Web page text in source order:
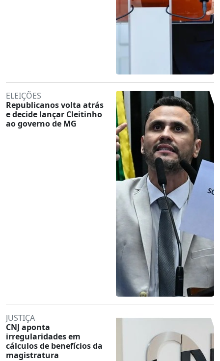
ELEIÇÕES
Republicanos volta atrás
e decide lançar Cleitinho
ao governo de MG
JUSTIÇA
CNJ aponta
irregularidades em
cálculos de benefícios da
magistratura